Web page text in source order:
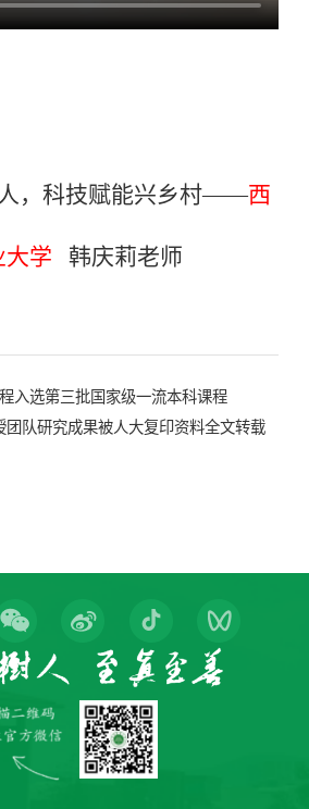
，科技赋能兴乡村——西
大学 韩庆莉老师
入选第三批国家级一流本科课程
团队研究成果被人大复印资料全文转载